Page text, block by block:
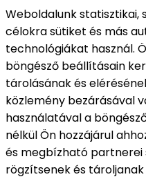
Weboldalunk statisztikai,
célokra sütiket és más
technológiákat használ.
böngésző beállításain
tárolásának és
közlemény bezárásával
használatával a
nélkül Ön hozzájárul
és megbízható partnerei
rögzítsenek és tároljanak